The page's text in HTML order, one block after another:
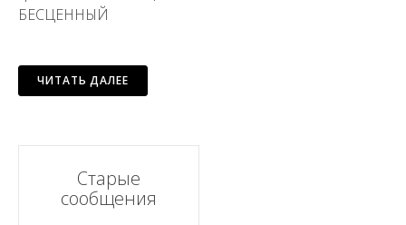
БЕСЦЕННЫЙ
ЧИТАТЬ ДАЛЕЕ
Навигационной
постов
Старые
сообщения